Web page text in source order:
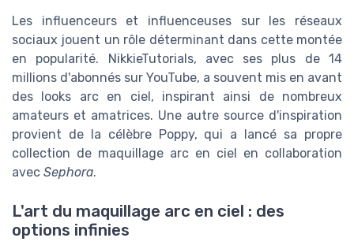
Les influenceurs et influenceuses sur les réseaux
sociaux jouent un rôle déterminant dans cette montée
en popularité. NikkieTutorials, avec ses plus de 14
millions d'abonnés sur YouTube, a souvent mis en avant
des looks arc en ciel, inspirant ainsi de nombreux
amateurs et amatrices. Une autre source d'inspiration
provient de la célèbre Poppy, qui a lancé sa propre
collection de maquillage arc en ciel en collaboration
avec Sephora.
L'art du maquillage arc en ciel : des
options infinies